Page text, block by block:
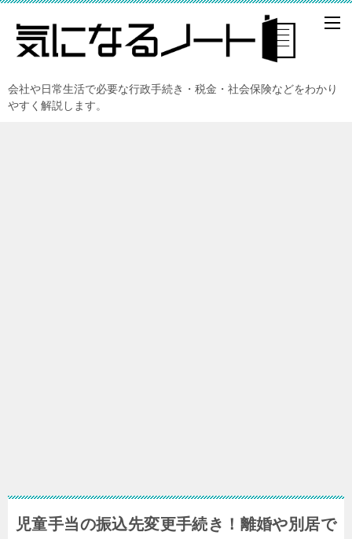
会社や日常生活で必要な行政手続き・税金・社会保険などをわかり
やすく解説します。
児童手当の振込先変更手続き！離婚や別居で